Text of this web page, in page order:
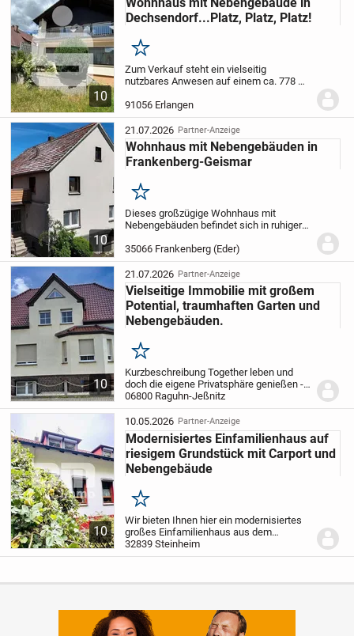
10
Dechsendorf...Platz, Platz, Platz!
Merken
Zum Verkauf steht ein vielseitig
nutzbares Anwesen auf einem ca. 778 m²
Wohnhaus sowie einem großzügigen
Nebengebäude.Das Wohnhaus wurde im
Jahr 1960 in massiver...
91056 Erlangen
10
21.07.2026 Partner-Anzeige
Wohnhaus mit Nebengebäuden in
Frankenberg-Geismar
Merken
Dieses großzügige Wohnhaus mit
Nebengebäuden befindet sich in ruhiger
viel Potenzial für Familien, Handwerker
oder Käufer mit Platzbedarf.Das im Jahr
1940...
35066 Frankenberg (Eder)
10
21.07.2026 Partner-Anzeige
Vielseitige Immobilie mit großem
Potential, traumhaften Garten und
Nebengebäuden.
Merken
Kurzbeschreibung Together leben und
doch die eigene Privatsphäre genießen -
dieses großzügige Anwesen macht es
möglich! Objekt Dieses Großzügige und
im Jahr 2000 / 2013 grundlegend sanierte
Objekt...
06800 Raguhn-Jeßnitz
10
10.05.2026 Partner-Anzeige
Modernisiertes Einfamilienhaus auf
riesigem Grundstück mit Carport und
Nebengebäude
Merken
Wir bieten Ihnen hier ein modernisiertes
großes Einfamilienhaus aus dem
Ursprungsbaujahr 1917 welches in den
Jahren 1960 sowie 1982 und 1990
32839 Steinheim